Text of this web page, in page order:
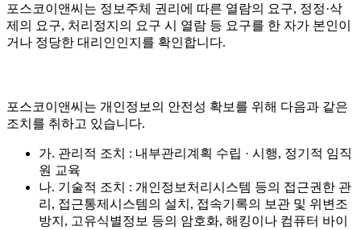
포스코이앤씨는 정보주체 권리에 따른 열람의 요구, 정정·삭
제의 요구, 처리정지의 요구 시 열람 등 요구를 한 자가 본인이
거나 정당한 대리인인지를 확인합니다.
포스코이앤씨는 개인정보의 안전성 확보를 위해 다음과 같은
조치를 취하고 있습니다.
가. 관리적 조치 : 내부관리계획 수립 · 시행, 정기적 임직
원 교육
나. 기술적 조치 : 개인정보처리시스템 등의 접근권한 관
리, 접근통제시스템의 설치, 접속기록의 보관 및 위변조
방지, 고유식별정보 등의 암호화, 해킹이나 컴퓨터 바이